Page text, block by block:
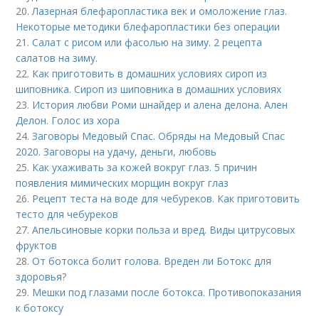
20.Лазерная блефаропластика век и омоложение глаз.
Некоторые методики блефаропластики без операции
21.Салат с рисом или фасолью на зиму. 2 рецепта
салатов на зиму.
22. Как приготовить в домашних условиях сироп из
шиповника. Сироп из шиповника в домашних условиях
23. История любви Роми шнайдер и алена делона. Ален
Делон. Голос из хора
24.Заговоры Медовый Спас. Обряды на Медовый Спас
2020. Заговоры на удачу, деньги, любовь
25. Как ухаживать за кожей вокруг глаз. 5 причин
появления мимических морщин вокруг глаз
26. Рецепт теста на воде для чебуреков. Как приготовить
тесто для чебуреков
27.Апельсиновые корки польза и вред. Виды цитрусовых
фруктов
28.От ботокса болит голова. Вреден ли Ботокс для
здоровья?
29. Мешки под глазами после ботокса. Противопоказания
к ботоксу